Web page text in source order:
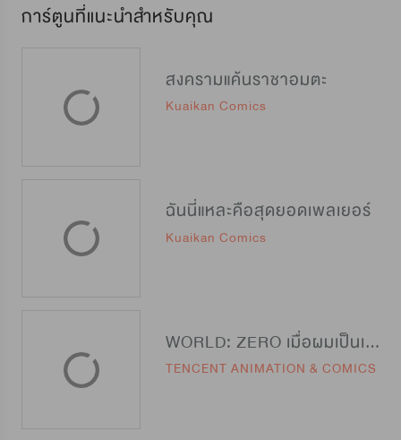
การ์ตูนที่แนะนำสำหรับคุณ
สงครามแค้นราชาอมตะ
Kuaikan Comics
ฉันนี่แหละคือสุดยอดเพลเยอร์
Kuaikan Comics
WORLD: ZERO เมื่อผมเป็นเทพีนักรบ
TENCENT ANIMATION & COMICS